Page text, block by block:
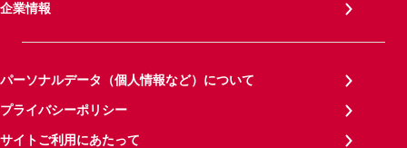
企業情報
パーソナルデータ（個人情報など）について
プライバシーポリシー
サイトご利用にあたって